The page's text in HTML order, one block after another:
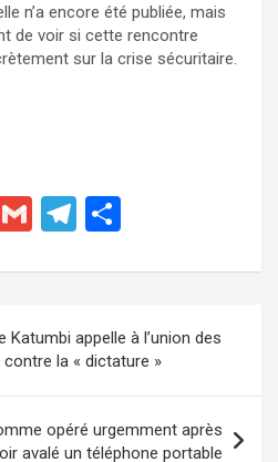
n’a encore été publiée, mais
de voir si cette rencontre
sur la crise sécuritaire.
X
G
ail
T
e
a
m
ta
g
er
Katumbi appelle à l’union des
la « dictature »
opéré urgemment après
avalé un téléphone portable